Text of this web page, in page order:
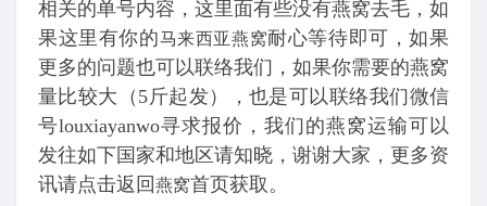
相关的单号内容，这里面有些没有燕窝去毛，如
果这里有你的马来西亚燕窝耐心等待即可，如果
更多的问题也可以联络我们，如果你需要的燕窝
量比较大（5斤起发），也是可以联络我们微信
号louxiayanwo寻求报价，我们的燕窝运输可以
发往如下国家和地区请知晓，谢谢大家，更多资
讯请点击返回燕窝首页获取。